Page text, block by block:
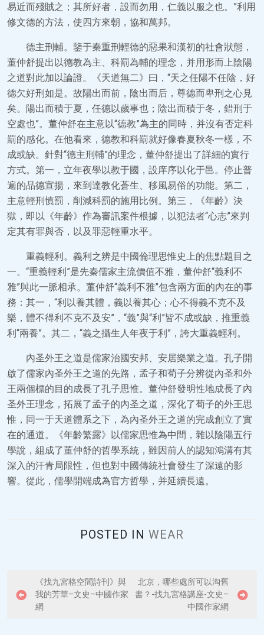
易近而殘賊之；其所好者，設而勿用，仁義以服之也。”利用
修文德的方法，使四方來朝，協和萬邦。
德主刑輔。鑒于秦重刑輕德的惡果和漢初的社會狀態，
董仲舒提出以德教為主、科罰為輔的理念，并用形而上陰陽
之道對此加以論證。《天道無二》曰，“天之任陽不任陰，好
德欠好刑如是。故陽出而前，陰出而后，尊德而卑刑之心見
矣。陽出而積于夏，任德以歲事也；陰出而積于冬，錯刑于
空處也”。董仲舒在主意以“德教”為主的同時，并沒有否定科
罰的感化。在他看來，德教和科罰就好像春夏秋冬一樣，不
成或缺。針對“德主刑輔”的理念，董仲舒提出了詳細的實行
方式。第一，立年夜學以教于國，設庠序以化于邑。停止普
遍的品德宣揚，來到達教化蒼生、移風易俗的功能。第二，
主意輕刑慎罰，削減科罰的施用比例。第三，《年齡》決
獄，即以《年齡》作為審訊案件根據，以犯法者“心志”來判
定其有罪與否，以及罪惡輕重水平。
重義輕利。義利之辨是中國倫理思惟史上的焦點題目之
一。“重義輕利”是先秦儒家主流價值不雅，董仲舒“義利不
雅”與此一脈相承。董仲舒“義利不雅”包含兩方面的內在的事
務：其一，“利以養其體，義以養其心；心不得義不克不及
樂，體不得利不克不及安”，“義”與“利”皆不成或缺，推重義
利“兩養”。其二，“義之攝生人年夜于利”，誇大重義輕利。
內圣外王之道是儒家治國安邦、安居樂業之道。孔子開
啟了儒家內圣外王之道的先路，孟子和荀子分辨從內圣和外
王兩個標的目的成長了孔子思惟。董仲舒發明性地成長了內
圣外王理念，拓展了孟子的內圣之道，深化了荀子的外王思
惟，同一于天道體系之下，為內圣外王之道的完成創立了實
在的通道。《年齡繁露》以儒家思惟為中間，雜以陰陽五行
學說，組成了董仲舒的哲學系統，雖因前人的認知鴻溝有其
深入的汗青局限性，但也對中國傳統社會發生了深遠的影
響。從此，儒學開端成為官方哲學，并延續長遠。
POSTED IN WEAR
o
《找九宮格空間詩刊》與
我的芳華–文史–中國作家
網
北京，哪些處所可以淘舊
書？-找九宮格講座-文史–
中國作家網